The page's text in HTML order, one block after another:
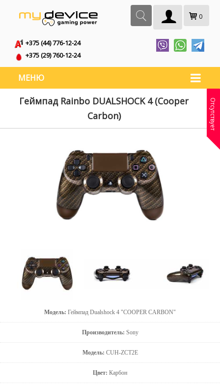
0
+375 (44) 776-12-24
+375 (29) 760-12-24
МЕНЮ
Геймпад Rainbo DUALSHOCK 4 (Cooper
Carbon)
Модель: Геймпад Dualshock 4 "COOPER CARBON"
Производитель: Sony
Модель: CUH-ZCT2E
Цвет: Карбон
Отсутствует